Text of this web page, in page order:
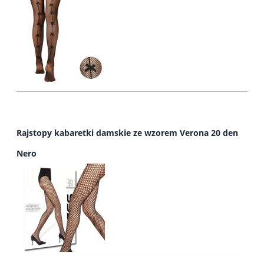
Rajstopy kabaretki damskie ze wzorem Verona 20 den
Nero